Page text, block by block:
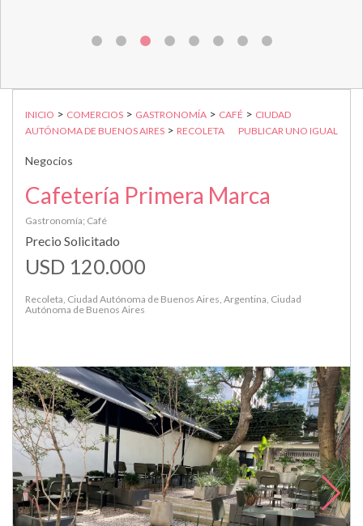
INICIO > COMERCIOS > GASTRONOMÍA > CAFÉ > CIUDAD
AUTÓNOMA DE BUENOS AIRES > RECOLETA PUBLICAR UNO IGUAL
Negocios
Cafetería Primera Marca
Gastronomía; Café
Precio Solicitado
USD 120.000
Recoleta, Ciudad Autónoma de Buenos Aires, Argentina, Ciudad
Autónoma de Buenos Aires